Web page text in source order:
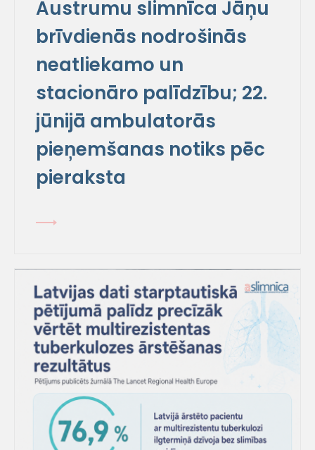
Austrumu slimnīca Jāņu
brīvdienās nodrošinās
neatliekamo un
stacionāro palīdzību; 22.
jūnijā ambulatorās
pieņemšanas notiks pēc
pieraksta